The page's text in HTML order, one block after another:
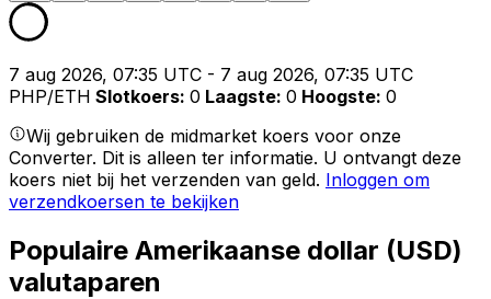
7 aug 2026, 07:35 UTC - 7 aug 2026, 07:35 UTC
PHP/ETH Slotkoers: 0 Laagste: 0 Hoogste: 0
Wij gebruiken de midmarket koers voor onze
Converter. Dit is alleen ter informatie. U ontvangt deze
koers niet bij het verzenden van geld. Inloggen om
verzendkoersen te bekijken
Populaire Amerikaanse dollar (USD)
valutaparen